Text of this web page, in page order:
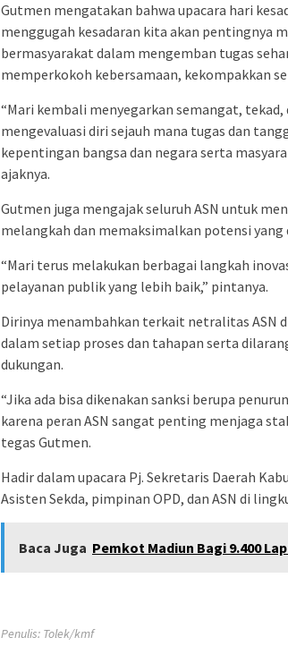
Gutmen mengatakan bahwa upacara hari
menggugah kesadaran kita akan pentingnya
bermasyarakat dalam mengemban tugas
memperkokoh kebersamaan, kekompakkan
“Mari kembali menyegarkan semangat,
mengevaluasi diri sejauh mana tugas dan
kepentingan bangsa dan negara serta
ajaknya.
Gutmen juga mengajak seluruh ASN untuk
melangkah dan memaksimalkan potensi
“Mari terus melakukan berbagai langkah
pelayanan publik yang lebih baik,” pintanya.
Dirinya menambahkan terkait netralitas ASN
dalam setiap proses dan tahapan serta
dukungan.
“Jika ada bisa dikenakan sanksi berupa
karena peran ASN sangat penting menjaga
tegas Gutmen.
Hadir dalam upacara Pj. Sekretaris Daerah
Asisten Sekda, pimpinan OPD, dan ASN di
Baca Juga Pemkot Madiun Bagi 9.400
Penulis: Tolek/kmf